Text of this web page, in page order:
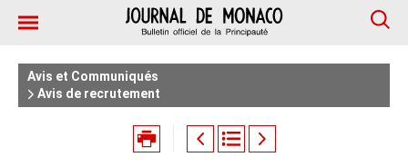
Avis et Communiqués
Avis de recrutement